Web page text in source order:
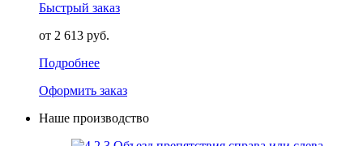
Быстрый заказ
от 2 613 руб.
Подробнее
Оформить заказ
Наше производство